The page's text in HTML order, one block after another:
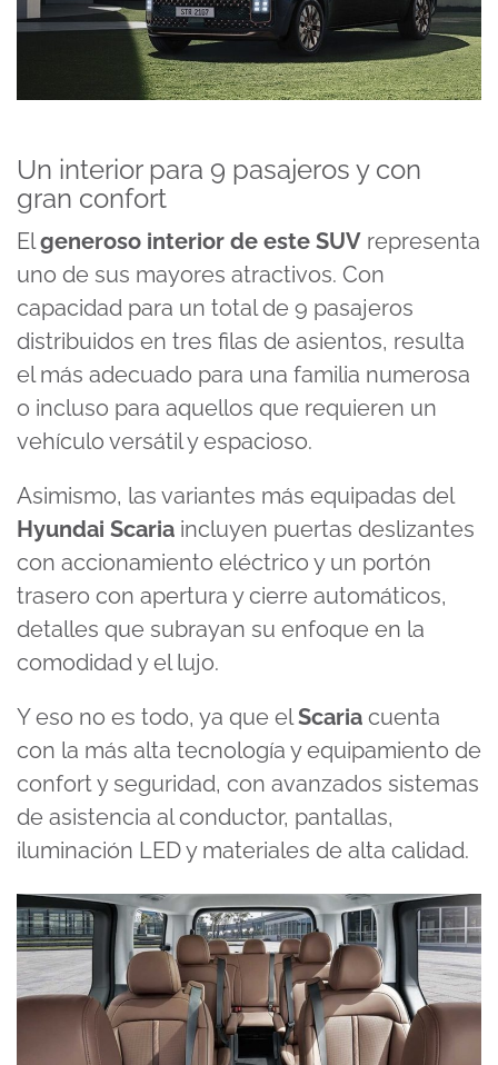
Un interior para 9 pasajeros y con
gran confort
Elgeneroso interior de este SUV representa
uno de sus mayores atractivos. Con
capacidad para un total de 9 pasajeros
distribuidos en tres filas de asientos, resulta
el más adecuado para una familia numerosa
o incluso para aquellos que requieren un
vehículo versátil y espacioso.
Asimismo, las variantes más equipadas del
Hyundai Scaria incluyen puertas deslizantes
con accionamiento eléctrico y un portón
trasero con apertura y cierre automáticos,
detalles que subrayan su enfoque en la
comodidad y el lujo.
Y eso no es todo, ya que elScaria cuenta
con la más alta tecnología y equipamiento de
confort y seguridad, con avanzados sistemas
de asistencia al conductor, pantallas,
iluminación LED y materiales de alta calidad.